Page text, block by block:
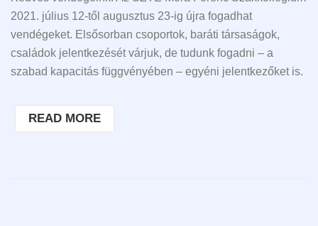
2021. július 12-től augusztus 23-ig újra fogadhat
vendégeket. Elsősorban csoportok, baráti társaságok,
családok jelentkezését várjuk, de tudunk fogadni – a
szabad kapacitás függvényében – egyéni jelentkezőket is.
READ MORE